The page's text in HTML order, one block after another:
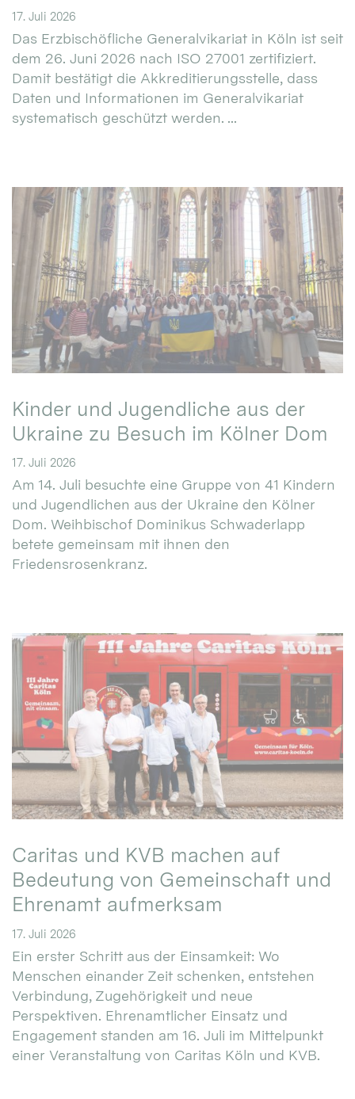
17. Juli 2026
Das Erzbischöfliche Generalvikariat in Köln ist seit
dem 26. Juni 2026 nach ISO 27001 zertifiziert.
Damit bestätigt die Akkreditierungsstelle, dass
Daten und Informationen im Generalvikariat
systematisch geschützt werden. ...
Kinder und Jugendliche aus der
Ukraine zu Besuch im Kölner Dom
17. Juli 2026
Am 14. Juli besuchte eine Gruppe von 41 Kindern
und Jugendlichen aus der Ukraine den Kölner
Dom. Weihbischof Dominikus Schwaderlapp
betete gemeinsam mit ihnen den
Friedensrosenkranz.
Caritas und KVB machen auf
Bedeutung von Gemeinschaft und
Ehrenamt aufmerksam
17. Juli 2026
Ein erster Schritt aus der Einsamkeit: Wo
Menschen einander Zeit schenken, entstehen
Verbindung, Zugehörigkeit und neue
Perspektiven. Ehrenamtlicher Einsatz und
Engagement standen am 16. Juli im Mittelpunkt
einer Veranstaltung von Caritas Köln und KVB.